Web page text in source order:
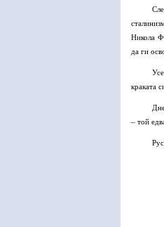
Никола
да ги
краката
– той